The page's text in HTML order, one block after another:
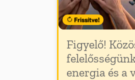
Frissítve!
Figyelő!
energia és a